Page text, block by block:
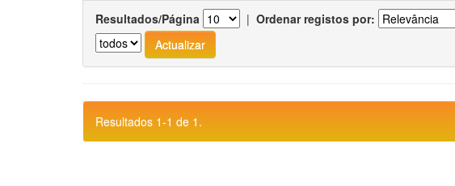
Resultados/Página | Ordenar registos por:
Resultados 1-1 de 1.